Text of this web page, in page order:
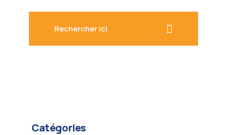
Catégories